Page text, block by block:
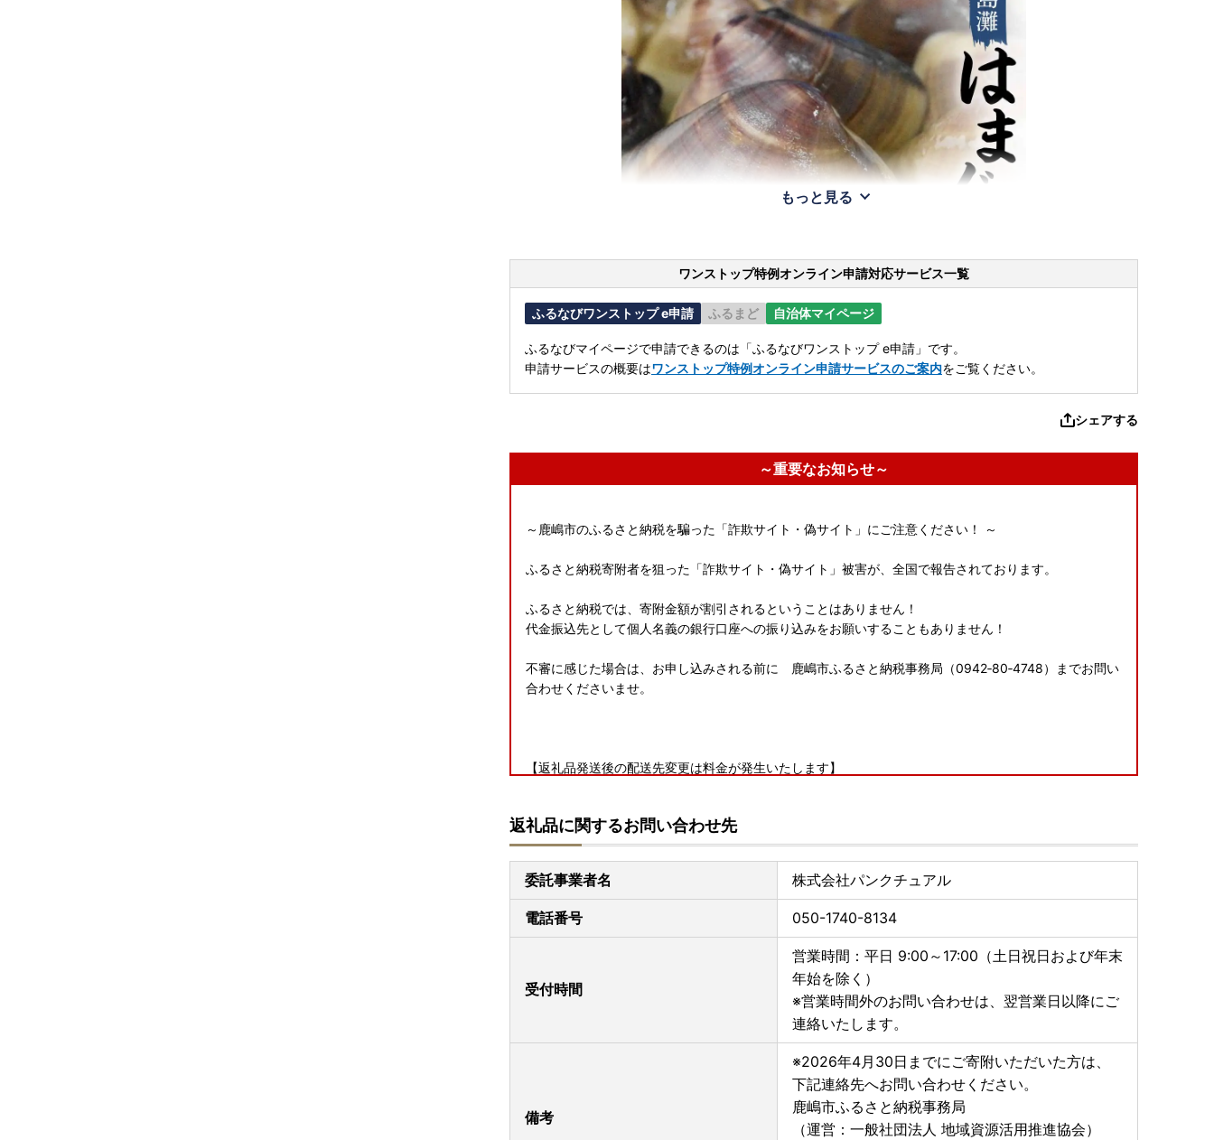
もっと見る
ワンストップ特例オンライン申請対応サービス一覧
ふるなびワンストップ e申請 ふるまど 自治体マイページ
ふるなびマイページで申請できるのは「ふるなびワンストップ e申請」です。
申請サービスの概要はワンストップ特例オンライン申請サービスのご案内をご覧ください。
シェアする
～重要なお知らせ～
～鹿嶋市のふるさと納税を騙った「詐欺サイト・偽サイト」にご注意ください！ ～
ふるさと納税寄附者を狙った「詐欺サイト・偽サイト」被害が、全国で報告されております。
ふるさと納税では、寄附金額が割引されるということはありません！
代金振込先として個人名義の銀行口座への振り込みをお願いすることもありません！
不審に感じた場合は、お申し込みされる前に 鹿嶋市ふるさと納税事務局（0942‐80‐4748）までお問い
合わせくださいませ。
【返礼品発送後の配送先変更は料金が発生いたします】
ら、荷物の送り状に記載された住所以外にお届け先を変更（転送）する場合、送り状記載のお届け先から
変更後のお届け先までの運賃（定価・着払い）の収受が開始されます。
また、運賃のお支払いに関しましては、お届け先様での着払いのみ可能となります。
ご寄附完了前に、今一度返礼品配送先をご確認いただき、お間違い等ないようよろしくお願いいたしま
--------------------------------------------------------------------
返礼品に関するお問い合わせ先
委託事業者名 株式会社パンクチュアル
電話番号 050-1740-8134
受付時間
営業時間：平日 9:00～17:00（土日祝日および年末
年始を除く）
※営業時間外のお問い合わせは、翌営業日以降にご
連絡いたします。
備考
※2026年4月30日までにご寄附いただいた方は、
下記連絡先へお問い合わせください。
鹿嶋市ふるさと納税事務局
（運営：一般社団法人 地域資源活用推進協会）